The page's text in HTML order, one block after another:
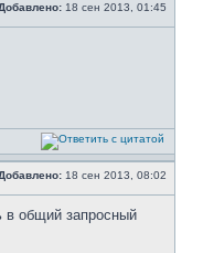
18 сен 2013, 01:45
18 сен 2013, 08:02
в общий запросный